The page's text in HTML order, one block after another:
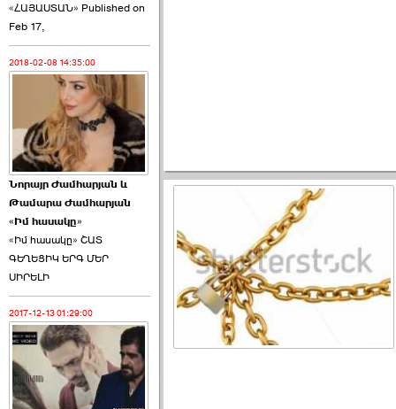
Ծառուկյանի փեսան
վնասել է ›››
2026-06-09 07:11:00
Այս ընդդիմությունը
կվերցնի ›››
«ՀԱՅԱՍՏԱՆ» Published on
Feb 17,
2018-02-08 14:35:00
Նորայր Ժամհարյան և
Թամարա Ժամհարյան
«Իմ հասակը»
«Իմ հասակը» ՇԱՏ
ԳԵՂԵՑԻԿ ԵՐԳ ՄԵՐ
ՍԻՐԵԼԻ
2017-12-13 01:29:00